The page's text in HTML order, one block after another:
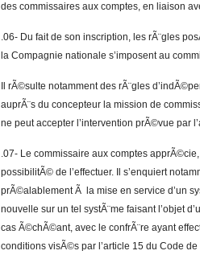
des commissaires aux comptes, en liaison
.06- Du fait de son inscription, les rÃ¨gles
la Compagnie nationale s’imposent au
Il rÃ©sulte notamment des rÃ¨gles
auprÃ¨s du concepteur la mission de
ne peut accepter l’intervention prÃ©vue par
.07- Le commissaire aux comptes
possibilitÃ© de l’effectuer. Il s’enquiert
prÃ©alablement Ã la mise en service d’un
nouvelle sur un tel systÃ¨me faisant l’objet
cas Ã©chÃ©ant, avec le confrÃ¨re ayant
conditions visÃ©s par l’article 15 du Code